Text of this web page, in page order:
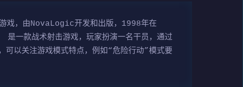
戏，由NovaLogic开发和出版，1998年在
一款战术射击游戏，玩家扮演一名干员，通过
可以关注游戏模式特点，例如“危险行动”模式要